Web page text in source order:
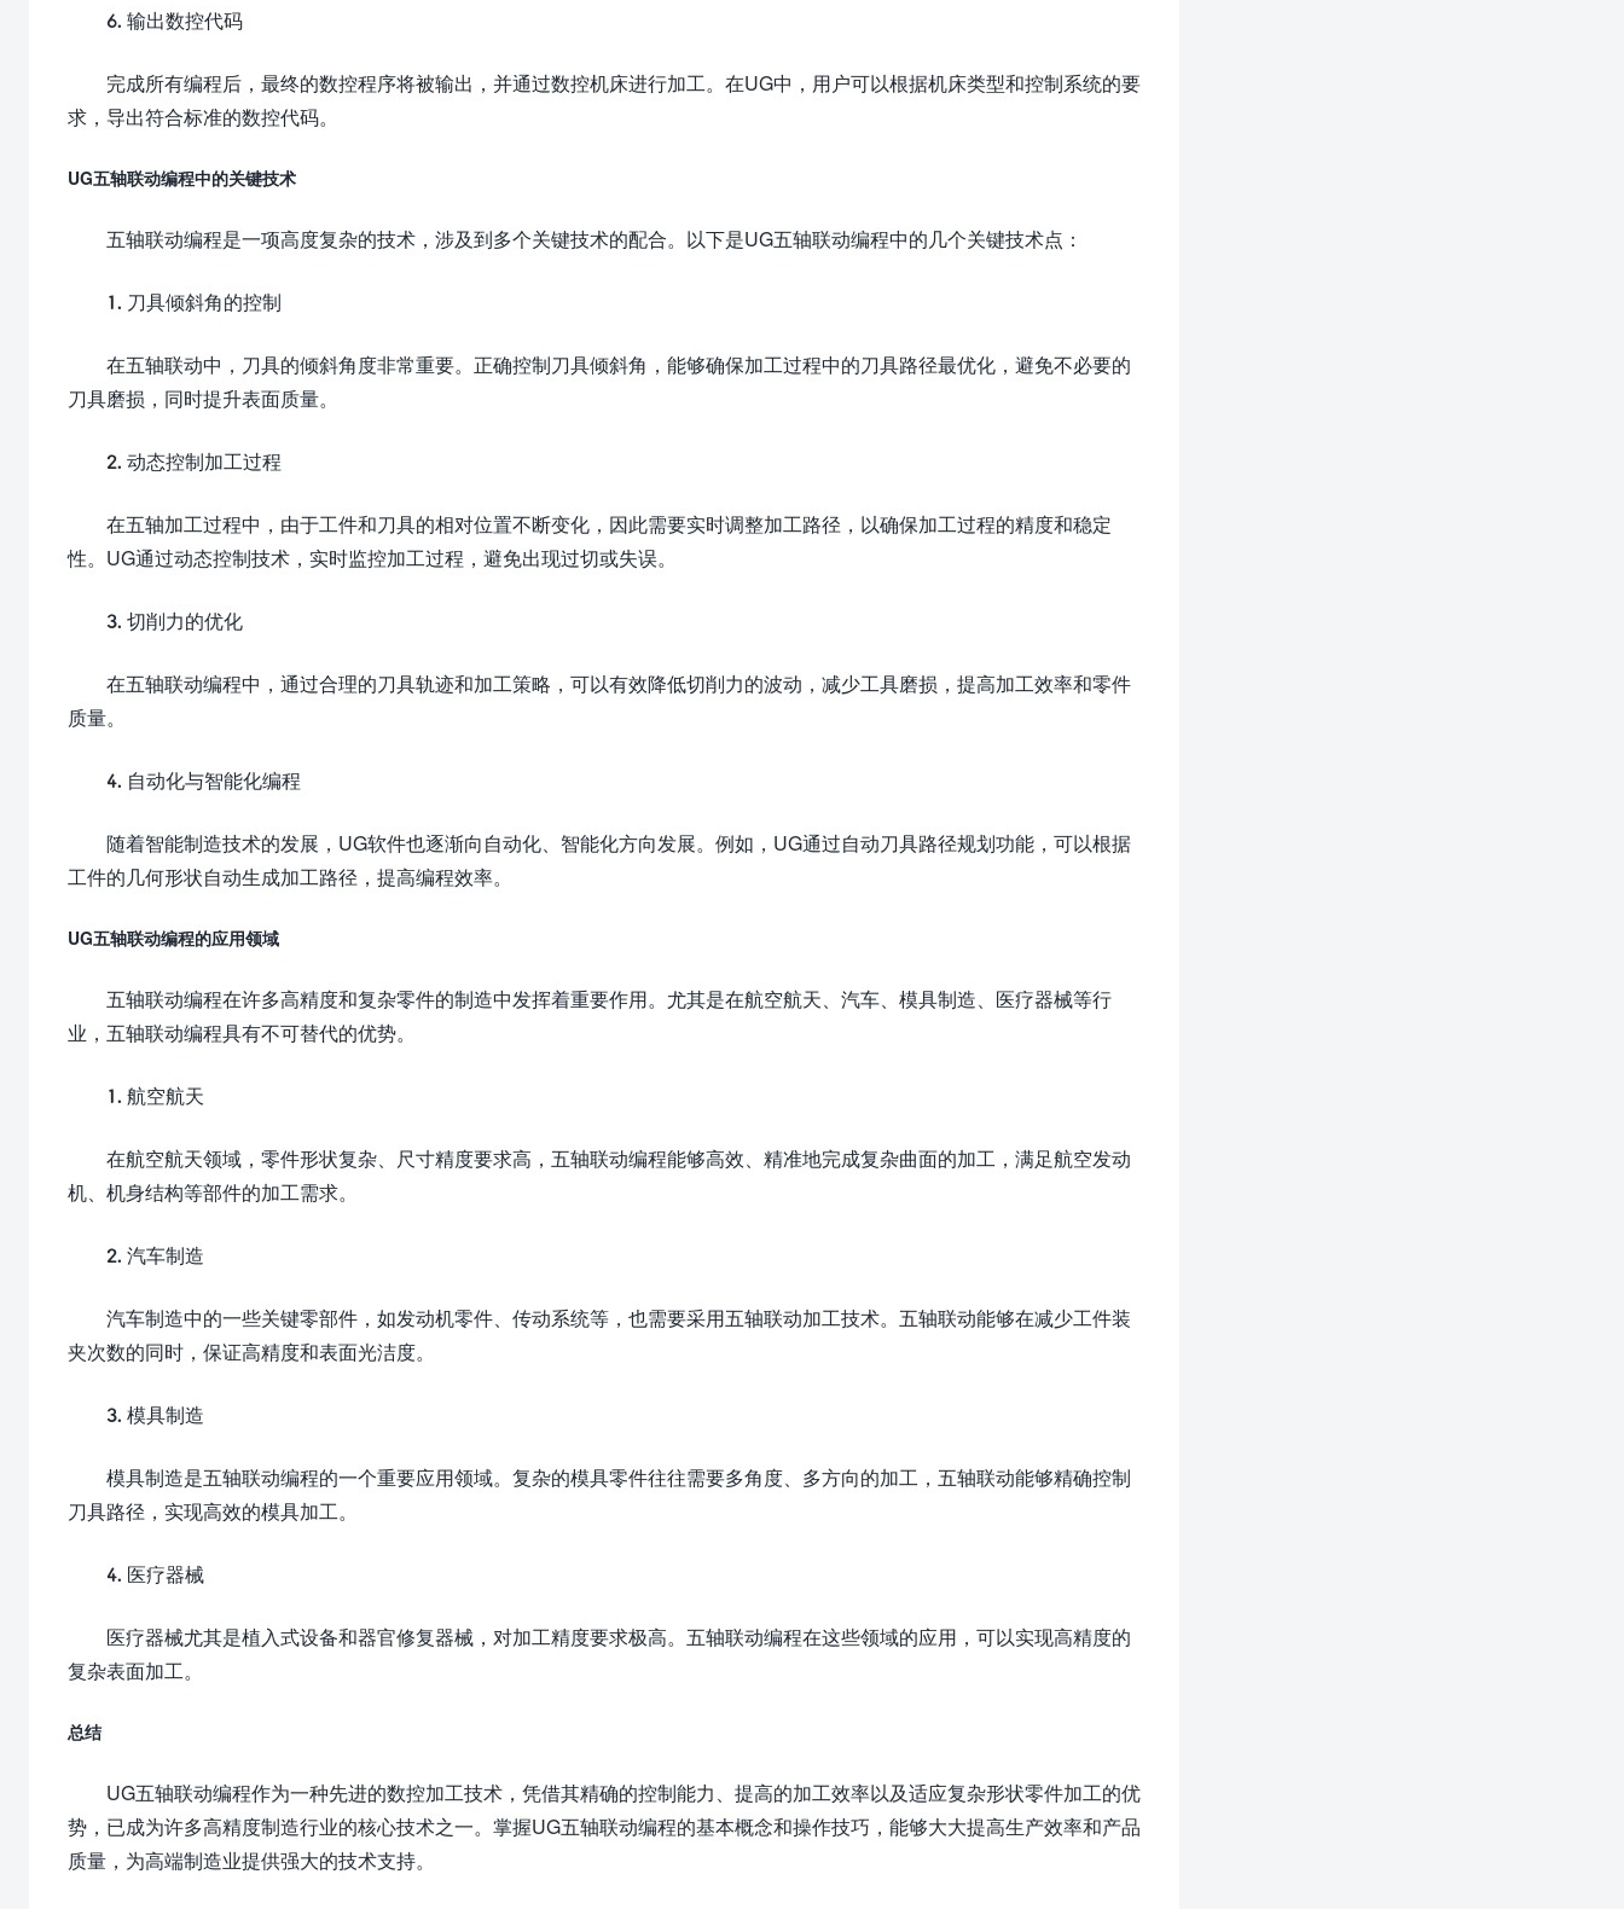
6. 输出数控代码
完成所有编程后，最终的数控程序将被输出，并通过数控机床进行加工。在UG中，用户可以根据机床类型和控制系统的要
求，导出符合标准的数控代码。
UG五轴联动编程中的关键技术
五轴联动编程是一项高度复杂的技术，涉及到多个关键技术的配合。以下是UG五轴联动编程中的几个关键技术点：
1. 刀具倾斜角的控制
在五轴联动中，刀具的倾斜角度非常重要。正确控制刀具倾斜角，能够确保加工过程中的刀具路径最优化，避免不必要的
刀具磨损，同时提升表面质量。
2. 动态控制加工过程
在五轴加工过程中，由于工件和刀具的相对位置不断变化，因此需要实时调整加工路径，以确保加工过程的精度和稳定
性。UG通过动态控制技术，实时监控加工过程，避免出现过切或失误。
3. 切削力的优化
在五轴联动编程中，通过合理的刀具轨迹和加工策略，可以有效降低切削力的波动，减少工具磨损，提高加工效率和零件
质量。
4. 自动化与智能化编程
随着智能制造技术的发展，UG软件也逐渐向自动化、智能化方向发展。例如，UG通过自动刀具路径规划功能，可以根据
工件的几何形状自动生成加工路径，提高编程效率。
UG五轴联动编程的应用领域
五轴联动编程在许多高精度和复杂零件的制造中发挥着重要作用。尤其是在航空航天、汽车、模具制造、医疗器械等行
业，五轴联动编程具有不可替代的优势。
1. 航空航天
在航空航天领域，零件形状复杂、尺寸精度要求高，五轴联动编程能够高效、精准地完成复杂曲面的加工，满足航空发动
机、机身结构等部件的加工需求。
2. 汽车制造
汽车制造中的一些关键零部件，如发动机零件、传动系统等，也需要采用五轴联动加工技术。五轴联动能够在减少工件装
夹次数的同时，保证高精度和表面光洁度。
3. 模具制造
模具制造是五轴联动编程的一个重要应用领域。复杂的模具零件往往需要多角度、多方向的加工，五轴联动能够精确控制
刀具路径，实现高效的模具加工。
4. 医疗器械
医疗器械尤其是植入式设备和器官修复器械，对加工精度要求极高。五轴联动编程在这些领域的应用，可以实现高精度的
复杂表面加工。
总结
UG五轴联动编程作为一种先进的数控加工技术，凭借其精确的控制能力、提高的加工效率以及适应复杂形状零件加工的优
势，已成为许多高精度制造行业的核心技术之一。掌握UG五轴联动编程的基本概念和操作技巧，能够大大提高生产效率和产品
质量，为高端制造业提供强大的技术支持。